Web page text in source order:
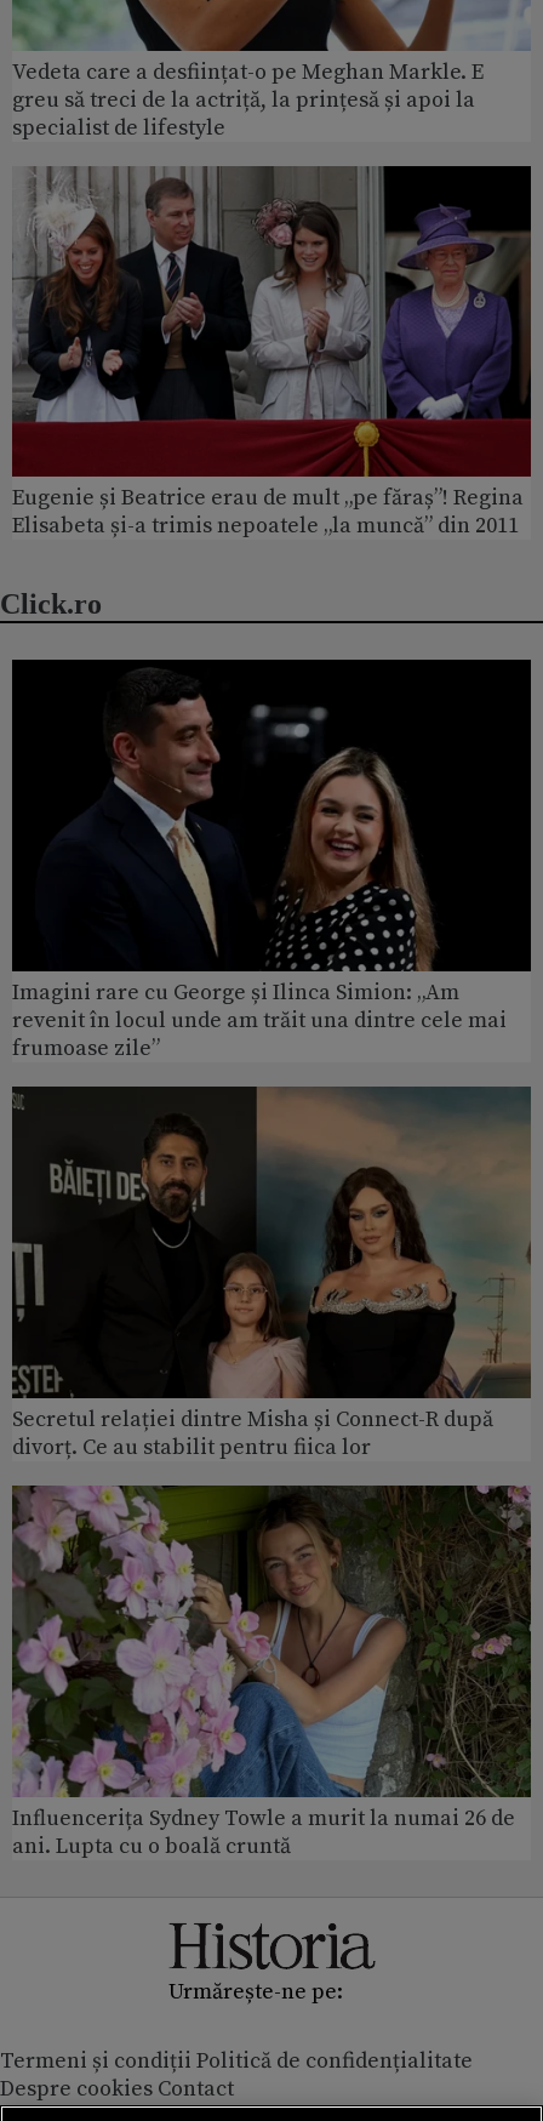
Vedeta care a desființat-o pe Meghan Markle. E
greu să treci de la actriță, la prințesă și apoi la
specialist de lifestyle
Eugenie și Beatrice erau de mult „pe făraș”! Regina
Elisabeta și-a trimis nepoatele „la muncă” din 2011
Click.ro
Imagini rare cu George și Ilinca Simion: „Am
revenit în locul unde am trăit una dintre cele mai
frumoase zile”
Secretul relației dintre Misha și Connect-R după
divorț. Ce au stabilit pentru fiica lor
Influencerița Sydney Towle a murit la numai 26 de
ani. Lupta cu o boală cruntă
Urmărește-ne pe:
Termeni și condiții Politică de confidențialitate
Despre cookies Contact